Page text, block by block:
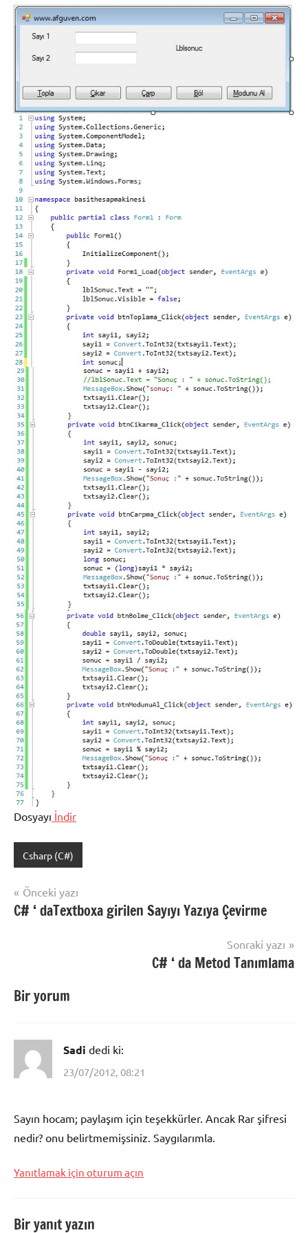
Dosyayı İndir
Şununla
C#
mod
dört
Csharp (C#)
Yazı
gezinmesi
Önceki yazı
C# ‘ daTextboxa girilen Sayıyı Yazıya Çevirme
Sonraki yazı
C# ‘ da Metod Tanımlama
Bir yorum
Sadi dedi ki:
23/07/2012, 08:21
Sayın hocam; paylaşım için teşekkürler. Ancak Rar şifresi
nedir? onu belirtmemişsiniz. Saygılarımla.
Yanıtlamak için oturum açın
Bir yanıt yazın